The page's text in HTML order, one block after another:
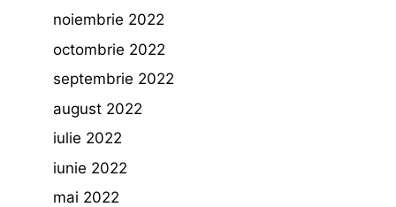
noiembrie 2022
octombrie 2022
septembrie 2022
august 2022
iulie 2022
iunie 2022
mai 2022